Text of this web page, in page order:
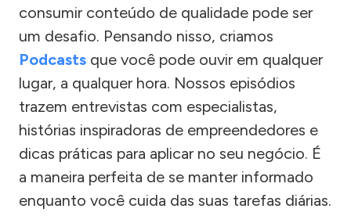
consumir conteúdo de qualidade pode ser
um desafio. Pensando nisso, criamos
Podcasts que você pode ouvir em qualquer
lugar, a qualquer hora. Nossos episódios
trazem entrevistas com especialistas,
histórias inspiradoras de empreendedores e
dicas práticas para aplicar no seu negócio. É
a maneira perfeita de se manter informado
enquanto você cuida das suas tarefas diárias.